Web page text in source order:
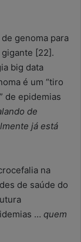
genoma para
[22].
big data
é um “tiro
de epidemias
de
já está
na
de saúde do
… quem